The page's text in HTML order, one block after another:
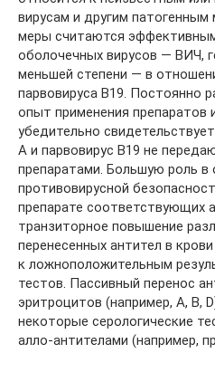
вирусам и другим
меры считаются
оболочечных вирусов — ВИЧ,
меньшей степени — в
парвовируса В19. Постоянно
опыт применения препаратов
убедительно
А и парвовирус В19 не
препаратами. Большую роль в
противовирусной
препарате соответствующих
транзиторное повышение
перенесенных антител в
к ложноположительным
тестов. Пассивный перенос
эритроцитов (например, А, В,
некоторые серологические
алло-антителами (например,